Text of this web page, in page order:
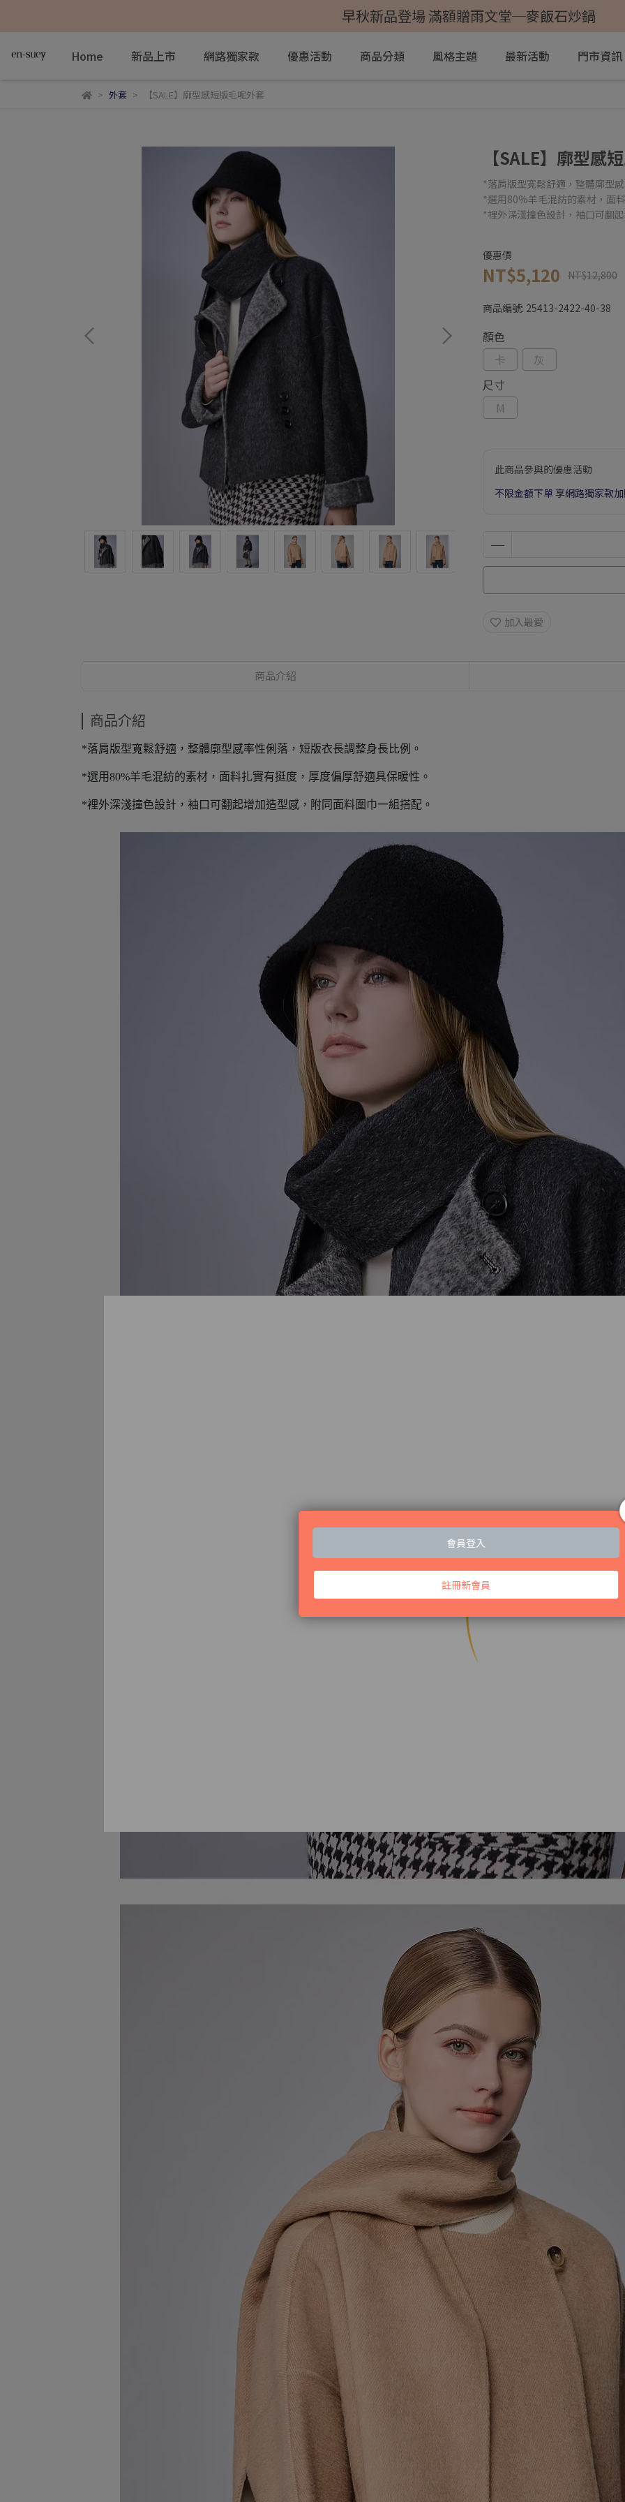
早秋新品登場 滿額贈雨文堂─麥飯石炒鍋
Home 新品上市 網路獨家款 優惠活動 商品分類 風格主題 最新活動 門市資訊
外套 【SALE】廓型感短版毛呢外套
【SALE】廓型感
*落肩版型寬鬆舒適，整體廓型
*選用80%羊毛混紡的素材，面
*裡外深淺撞色設計，袖口可翻
優惠價
NT$5,120 NT$12,800
商品編號: 25413-2422-40-38
顏色
卡
灰
尺寸
M
此商品參與的優惠活動
不限金額下單 享網路獨家款
加入最愛
商品介紹
商品介紹
*落肩版型寬鬆舒適，整體廓型感率性俐落，短版衣長調整身長比例。
*選用80%羊毛混紡的素材，面料扎實有挺度，厚度偏厚舒適具保暖性。
*裡外深淺撞色設計，袖口可翻起增加造型感，附同面料圍巾一組搭配。